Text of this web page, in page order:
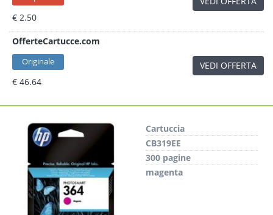
€ 2.50
OfferteCartucce.com
Originale
€ 46.64
VEDI OFFERTA
Cartuccia
CB319EE
300 pagine
magenta